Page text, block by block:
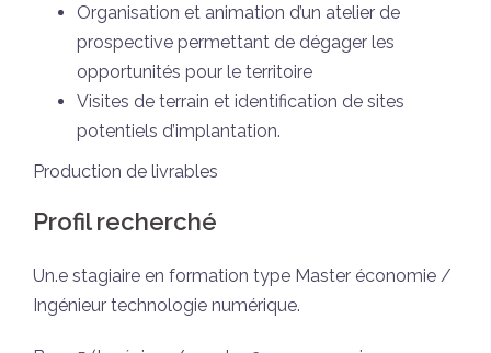
Organisation et animation d’un atelier de
prospective permettant de dégager les
opportunités pour le territoire
Visites de terrain et identification de sites
potentiels d’implantation.
Production de livrables
Profil recherché
Un.e stagiaire en formation type Master économie /
Ingénieur technologie numérique.